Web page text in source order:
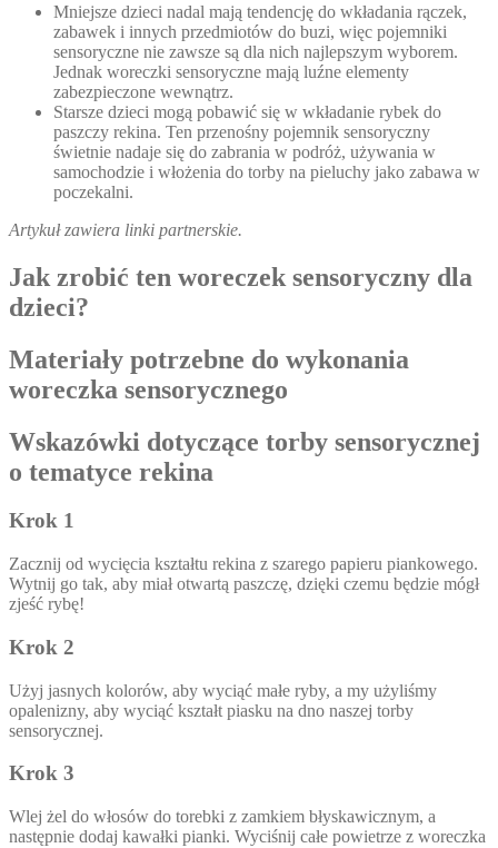
Mniejsze dzieci nadal mają tendencję do wkładania rączek,
zabawek i innych przedmiotów do buzi, więc pojemniki
sensoryczne nie zawsze są dla nich najlepszym wyborem.
Jednak woreczki sensoryczne mają luźne elementy
zabezpieczone wewnątrz.
Starsze dzieci mogą pobawić się w wkładanie rybek do
paszczy rekina. Ten przenośny pojemnik sensoryczny
świetnie nadaje się do zabrania w podróż, używania w
samochodzie i włożenia do torby na pieluchy jako zabawa w
poczekalni.
Artykuł zawiera linki partnerskie.
Jak zrobić ten woreczek sensoryczny dla
dzieci?
Materiały potrzebne do wykonania
woreczka sensorycznego
Wskazówki dotyczące torby sensorycznej
o tematyce rekina
Krok 1
Zacznij od wycięcia kształtu rekina z szarego papieru piankowego.
Wytnij go tak, aby miał otwartą paszczę, dzięki czemu będzie mógł
zjeść rybę!
Krok 2
Użyj jasnych kolorów, aby wyciąć małe ryby, a my użyliśmy
opalenizny, aby wyciąć kształt piasku na dno naszej torby
sensorycznej.
Krok 3
Wlej żel do włosów do torebki z zamkiem błyskawicznym, a
następnie dodaj kawałki pianki. Wyciśnij całe powietrze z woreczka